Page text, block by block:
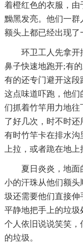
着橙红色的衣服，
黝黑发亮。他们一
额头上都已经出现了
环卫工人先拿开
鼻子快速地跑开;有
有的还专门避开这
这点味道吓跑，他
们抓着竹竿用力地
了好几次，时不时还
有时竹竿卡在排水
上拉，或者跪在地上
夏日炎炎，地面
小的汗珠从他们额
圾还需要他们直接
平静地把手上的垃
个人依旧说说笑笑
的垃圾。